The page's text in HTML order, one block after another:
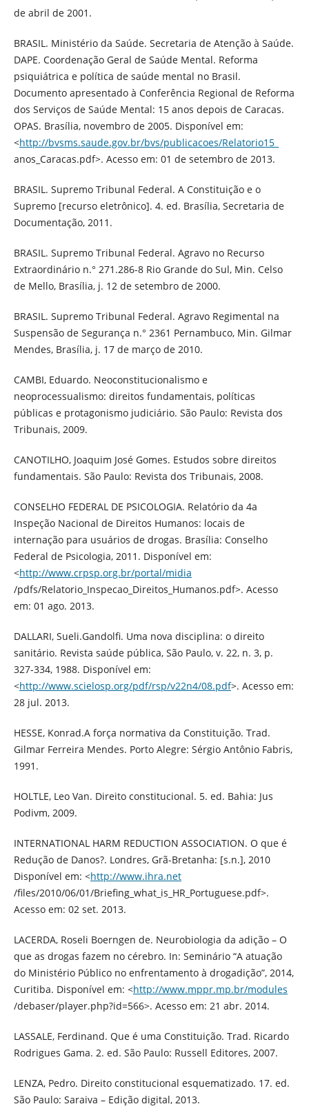
de abril de 2001.
BRASIL. Ministério da Saúde. Secretaria de Atenção à Saúde.
DAPE. Coordenação Geral de Saúde Mental. Reforma
psiquiátrica e política de saúde mental no Brasil.
Documento apresentado à Conferência Regional de Reforma
dos Serviços de Saúde Mental: 15 anos depois de Caracas.
OPAS. Brasília, novembro de 2005. Disponível em:
<http://bvsms.saude.gov.br/bvs/publicacoes/Relatorio15_
anos_Caracas.pdf>. Acesso em: 01 de setembro de 2013.
BRASIL. Supremo Tribunal Federal. A Constituição e o
Supremo [recurso eletrônico]. 4. ed. Brasília, Secretaria de
Documentação, 2011.
BRASIL. Supremo Tribunal Federal. Agravo no Recurso
Extraordinário n.° 271.286-8 Rio Grande do Sul, Min. Celso
de Mello, Brasília, j. 12 de setembro de 2000.
BRASIL. Supremo Tribunal Federal. Agravo Regimental na
Suspensão de Segurança n.° 2361 Pernambuco, Min. Gilmar
Mendes, Brasília, j. 17 de março de 2010.
CAMBI, Eduardo. Neoconstitucionalismo e
neoprocessualismo: direitos fundamentais, políticas
públicas e protagonismo judiciário. São Paulo: Revista dos
Tribunais, 2009.
CANOTILHO, Joaquim José Gomes. Estudos sobre direitos
fundamentais. São Paulo: Revista dos Tribunais, 2008.
CONSELHO FEDERAL DE PSICOLOGIA. Relatório da 4a
Inspeção Nacional de Direitos Humanos: locais de
internação para usuários de drogas. Brasília: Conselho
Federal de Psicologia, 2011. Disponível em:
<http://www.crpsp.org.br/portal/midia
/pdfs/Relatorio_Inspecao_Direitos_Humanos.pdf>. Acesso
em: 01 ago. 2013.
DALLARI, Sueli.Gandolfi. Uma nova disciplina: o direito
sanitário. Revista saúde pública, São Paulo, v. 22, n. 3, p.
327-334, 1988. Disponível em:
<http://www.scielosp.org/pdf/rsp/v22n4/08.pdf>. Acesso em:
28 jul. 2013.
HESSE, Konrad.A força normativa da Constituição. Trad.
Gilmar Ferreira Mendes. Porto Alegre: Sérgio Antônio Fabris,
1991.
HOLTLE, Leo Van. Direito constitucional. 5. ed. Bahia: Jus
Podivm, 2009.
INTERNATIONAL HARM REDUCTION ASSOCIATION. O que é
Redução de Danos?. Londres, Grã-Bretanha: [s.n.], 2010
Disponível em: <http://www.ihra.net
/files/2010/06/01/Briefing_what_is_HR_Portuguese.pdf>.
Acesso em: 02 set. 2013.
LACERDA, Roseli Boerngen de. Neurobiologia da adição – O
que as drogas fazem no cérebro. In: Seminário “A atuação
do Ministério Público no enfrentamento à drogadição”, 2014,
Curitiba. Disponível em: <http://www.mppr.mp.br/modules
/debaser/player.php?id=566>. Acesso em: 21 abr. 2014.
LASSALE, Ferdinand. Que é uma Constituição. Trad. Ricardo
Rodrigues Gama. 2. ed. São Paulo: Russell Editores, 2007.
LENZA, Pedro. Direito constitucional esquematizado. 17. ed.
São Paulo: Saraiva – Edição digital, 2013.